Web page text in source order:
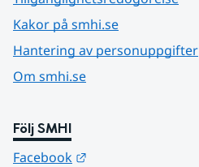
Kakor på smhi.se
Hantering av personuppgifter
Om smhi.se
Följ SMHI
Facebook